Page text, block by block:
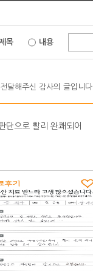
목 내용
달해주신 감사의 글입니다.
단으로 빨리 완쾌되어